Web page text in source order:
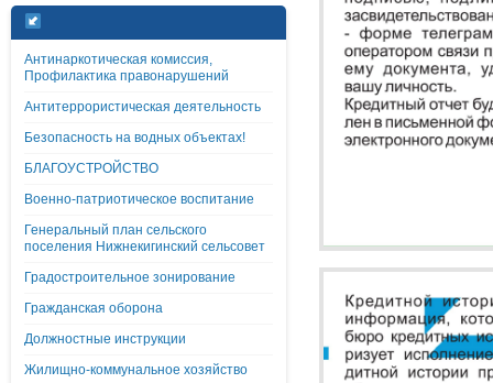
Антинаркотическая комиссия,
Профилактика правонарушений
Антитеррористическая деятельность
Безопасность на водных объектах!
БЛАГОУСТРОЙСТВО
Военно-патриотическое воспитание
Генеральный план сельского
поселения Нижнекигинский сельсовет
Градостроительное зонирование
Гражданская оборона
Должностные инструкции
Жилищно-коммунальное хозяйство